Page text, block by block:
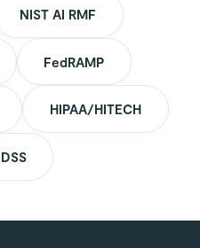
NIST AI RMF
FedRAMP
HIPAA/HITECH